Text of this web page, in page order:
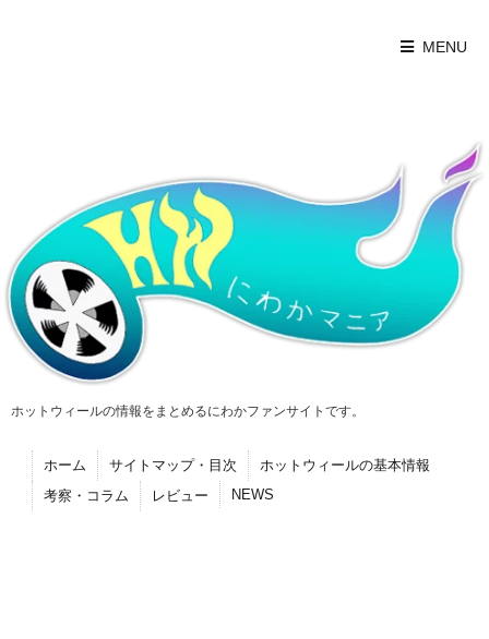
MENU
ホットウィールの情報をまとめるにわかファンサイトです。
ホーム サイトマップ・目次
ホットウィールの基本情報
考察・コラム
レビュー NEWS